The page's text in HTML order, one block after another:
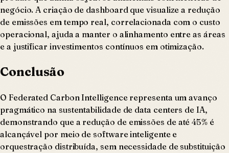
negócio. A criação de dashboard que visualize a redução
de emissões em tempo real, correlacionada com o custo
operacional, ajuda a manter o alinhamento entre as áreas
e a justificar investimentos contínuos em otimização.
Conclusão
O Federated Carbon Intelligence representa um avanço
pragmático na sustentabilidade de data centers de IA,
demonstrando que a redução de emissões de até 45% é
alcançável por meio de software inteligente e
orquestração distribuída, sem necessidade de substituição